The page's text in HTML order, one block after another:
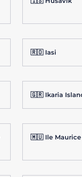
🇷🇴 Iasi
🇬🇷 Ikaria
🇲🇺 Ile Maurice